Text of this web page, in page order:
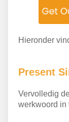
Hieronder
Present
Vervolledig
werkwoord in